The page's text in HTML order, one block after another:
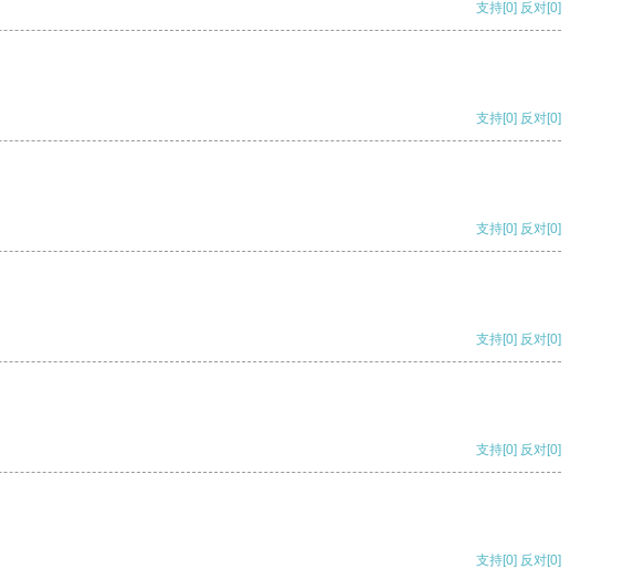
支持[0] 反对[0]
支持[0] 反对[0]
支持[0] 反对[0]
支持[0] 反对[0]
支持[0] 反对[0]
支持[0] 反对[0]